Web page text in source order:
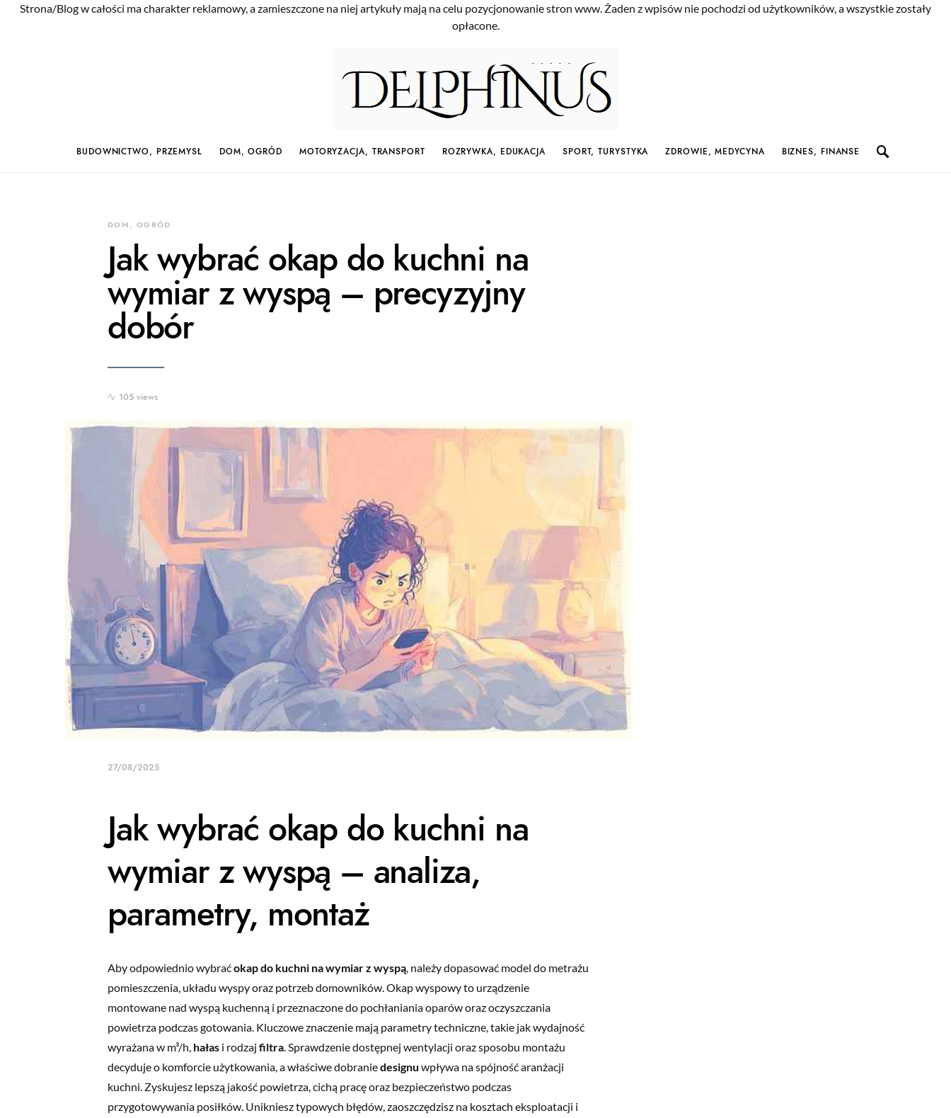
Strona/Blog w całości ma charakter reklamowy, a zamieszczone na niej artykuły mają na celu pozycjonowanie stron www. Żaden z wpisów nie pochodzi od użytkowników, a wszystkie zostały
opłacone.
BUDOWNICTWO, PRZEMYSŁ DOM, OGRÓD MOTORYZACJA, TRANSPORT ROZRYWKA, EDUKACJA SPORT, TURYSTYKA ZDROWIE, MEDYCYNA BIZNES, FINANSE
DOM, OGRÓD
Jak wybrać okap do kuchni na
wymiar z wyspą – precyzyjny
dobór
105 views
27/08/2025
Jak wybrać okap do kuchni na
wymiar z wyspą – analiza,
parametry, montaż
Aby odpowiednio wybraćokap do kuchni na wymiar z wyspą , należy dopasować model do metrażu
pomieszczenia, układu wyspy oraz potrzeb domowników. Okap wyspowy to urządzenie
montowane nad wyspą kuchenną i przeznaczone do pochłaniania oparów oraz oczyszczania
powietrza podczas gotowania. Kluczowe znaczenie mają parametry techniczne, takie jak wydajność
wyrażana w m³/h, hałas i rodzaj filtra . Sprawdzenie dostępnej wentylacji oraz sposobu montażu
decyduje o komforcie użytkowania, a właściwe dobraniedesignu wpływa na spójność aranżacji
kuchni. Zyskujesz lepszą jakość powietrza, cichą pracę oraz bezpieczeństwo podczas
przygotowywania posiłków. Unikniesz typowych błędów, zaoszczędzisz na kosztach eksploatacji i